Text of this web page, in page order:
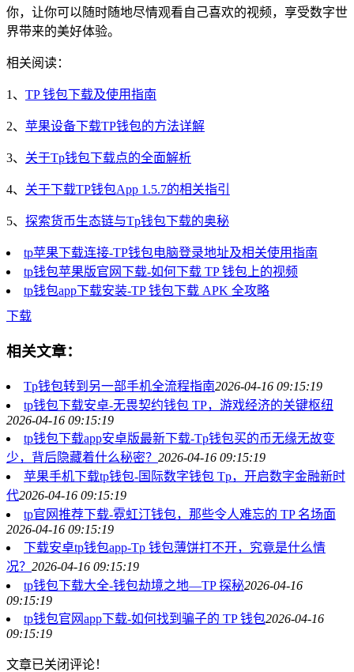
你，让你可以随时随地尽情观看自己喜欢的视频，享受数字世
界带来的美好体验。
相关阅读：
1、 TP 钱包下载及使用指南
2、 苹果设备下载TP钱包的方法详解
3、 关于Tp钱包下载点的全面解析
4、 关于下载TP钱包App 1.5.7的相关指引
5、 探索货币生态链与Tp钱包下载的奥秘
tp苹果下载连接-TP钱包电脑登录地址及相关使用指南
tp钱包苹果版官网下载-如何下载 TP 钱包上的视频
tp钱包app下载安装-TP 钱包下载 APK 全攻略
下载
相关文章：
Tp钱包转到另一部手机全流程指南2026-04-16 09:15:19
tp钱包下载安卓-无畏契约钱包 TP，游戏经济的关键枢纽
2026-04-16 09:15:19
tp钱包下载app安卓版最新下载-Tp钱包买的币无缘无故变
少，背后隐藏着什么秘密？ 2026-04-16 09:15:19
苹果手机下载tp钱包-国际数字钱包 Tp，开启数字金融新时
代2026-04-16 09:15:19
tp官网推荐下载-霓虹汀钱包，那些令人难忘的 TP 名场面
2026-04-16 09:15:19
下载安卓tp钱包app-Tp 钱包薄饼打不开，究竟是什么情
况？ 2026-04-16 09:15:19
tp钱包下载大全-钱包劫境之地—TP 探秘2026-04-16
09:15:19
tp钱包官网app下载-如何找到骗子的 TP 钱包2026-04-16
09:15:19
文章已关闭评论！